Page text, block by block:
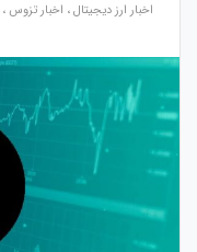
اخبار ارز دیجیتال، اخبار تزوس ،